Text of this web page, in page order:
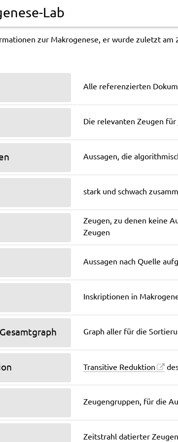
Lab
zur Makrogenese, er wurde zuletzt am
Alle referenzierten
Die relevanten Zeugen für
Aussagen, die
stark und schwach
Zeugen, zu denen keine
Zeugen
Aussagen nach Quelle
Inskriptionen in
Graph aller für die
Transitive Reduktion
Zeugengruppen, für die
Zeitstrahl datierter Zeugen